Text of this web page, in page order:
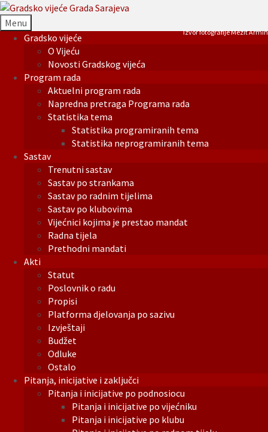
Menu
Gradsko vijeće
O Vijeću
Novosti Gradskog vijeća
Program rada
Aktuelni program rada
Napredna pretraga Programa rada
Statistika tema
Statistika programiranih tema
Statistika neprogramiranih tema
Sastav
Trenutni sastav
Sastav po strankama
Sastav po radnim tijelima
Sastav po klubovima
Vijećnici kojima je prestao mandat
Radna tijela
Prethodni mandati
Akti
Statut
Poslovnik o radu
Propisi
Platforma djelovanja po sazivu
Izvještaji
Budžet
Odluke
Ostalo
Pitanja, inicijative i zaključci
Pitanja i inicijative po podnosiocu
Pitanja i inicijative po vijećniku
Pitanja i inicijative po klubu
Izvor fotografije Mezit Armin